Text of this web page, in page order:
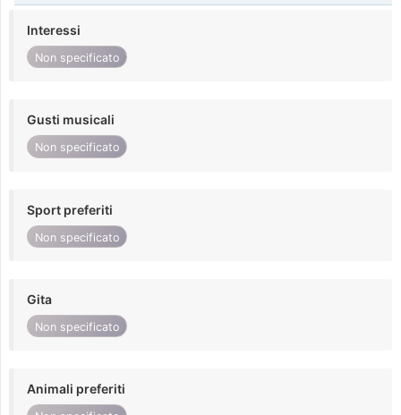
Interessi
Non specificato
Gusti musicali
Non specificato
Sport preferiti
Non specificato
Gita
Non specificato
Animali preferiti